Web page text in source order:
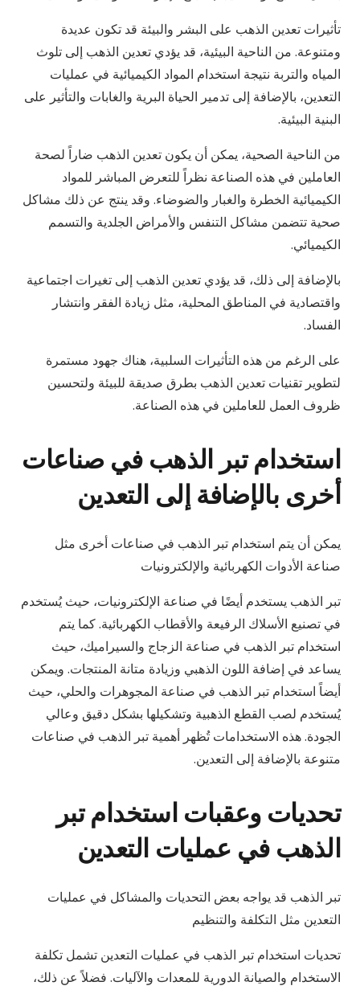
تأثيرات تعدين الذهب على البشر والبيئة قد تكون عديدة
ومتنوعة. من الناحية البيئية، قد يؤدي تعدين الذهب إلى تلوث
المياه والتربة نتيجة استخدام المواد الكيميائية في عمليات
التعدين، بالإضافة إلى تدمير الحياة البرية والغابات والتأثير على
البنية البيئية.
من الناحية الصحية، يمكن أن يكون تعدين الذهب ضاراً لصحة
العاملين في هذه الصناعة نظراً للتعرض المباشر للمواد
الكيميائية الخطرة والغبار والضوضاء. وقد ينتج عن ذلك مشاكل
صحية تتضمن مشاكل التنفس والأمراض الجلدية والتسمم
الكيميائي.
بالإضافة إلى ذلك، قد يؤدي تعدين الذهب إلى تغيرات اجتماعية
واقتصادية في المناطق المحلية، مثل زيادة الفقر وانتشار
الفساد.
على الرغم من هذه التأثيرات السلبية، هناك جهود مستمرة
لتطوير تقنيات تعدين الذهب بطرق صديقة للبيئة ولتحسين
ظروف العمل للعاملين في هذه الصناعة.
استخدام تبر الذهب في صناعات
أخرى بالإضافة إلى التعدين
يمكن أن يتم استخدام تبر الذهب في صناعات أخرى مثل
صناعة الأدوات الكهربائية والإلكترونيات
تبر الذهب يستخدم أيضًا في صناعة الإلكترونيات، حيث يُستخدم
في تصنيع الأسلاك الرفيعة والأقطاب الكهربائية. كما يتم
استخدام تبر الذهب في صناعة الزجاج والسيراميك، حيث
يساعد في إضافة اللون الذهبي وزيادة متانة المنتجات. ويمكن
أيضاً استخدام تبر الذهب في صناعة المجوهرات والحلي، حيث
يُستخدم لصب القطع الذهبية وتشكيلها بشكل دقيق وعالي
الجودة. هذه الاستخدامات تُظهر أهمية تبر الذهب في صناعات
متنوعة بالإضافة إلى التعدين.
تحديات وعقبات استخدام تبر
الذهب في عمليات التعدين
تبر الذهب قد يواجه بعض التحديات والمشاكل في عمليات
التعدين مثل التكلفة والتنظيم
تحديات استخدام تبر الذهب في عمليات التعدين تشمل تكلفة
الاستخدام والصيانة الدورية للمعدات والآليات. فضلاً عن ذلك،